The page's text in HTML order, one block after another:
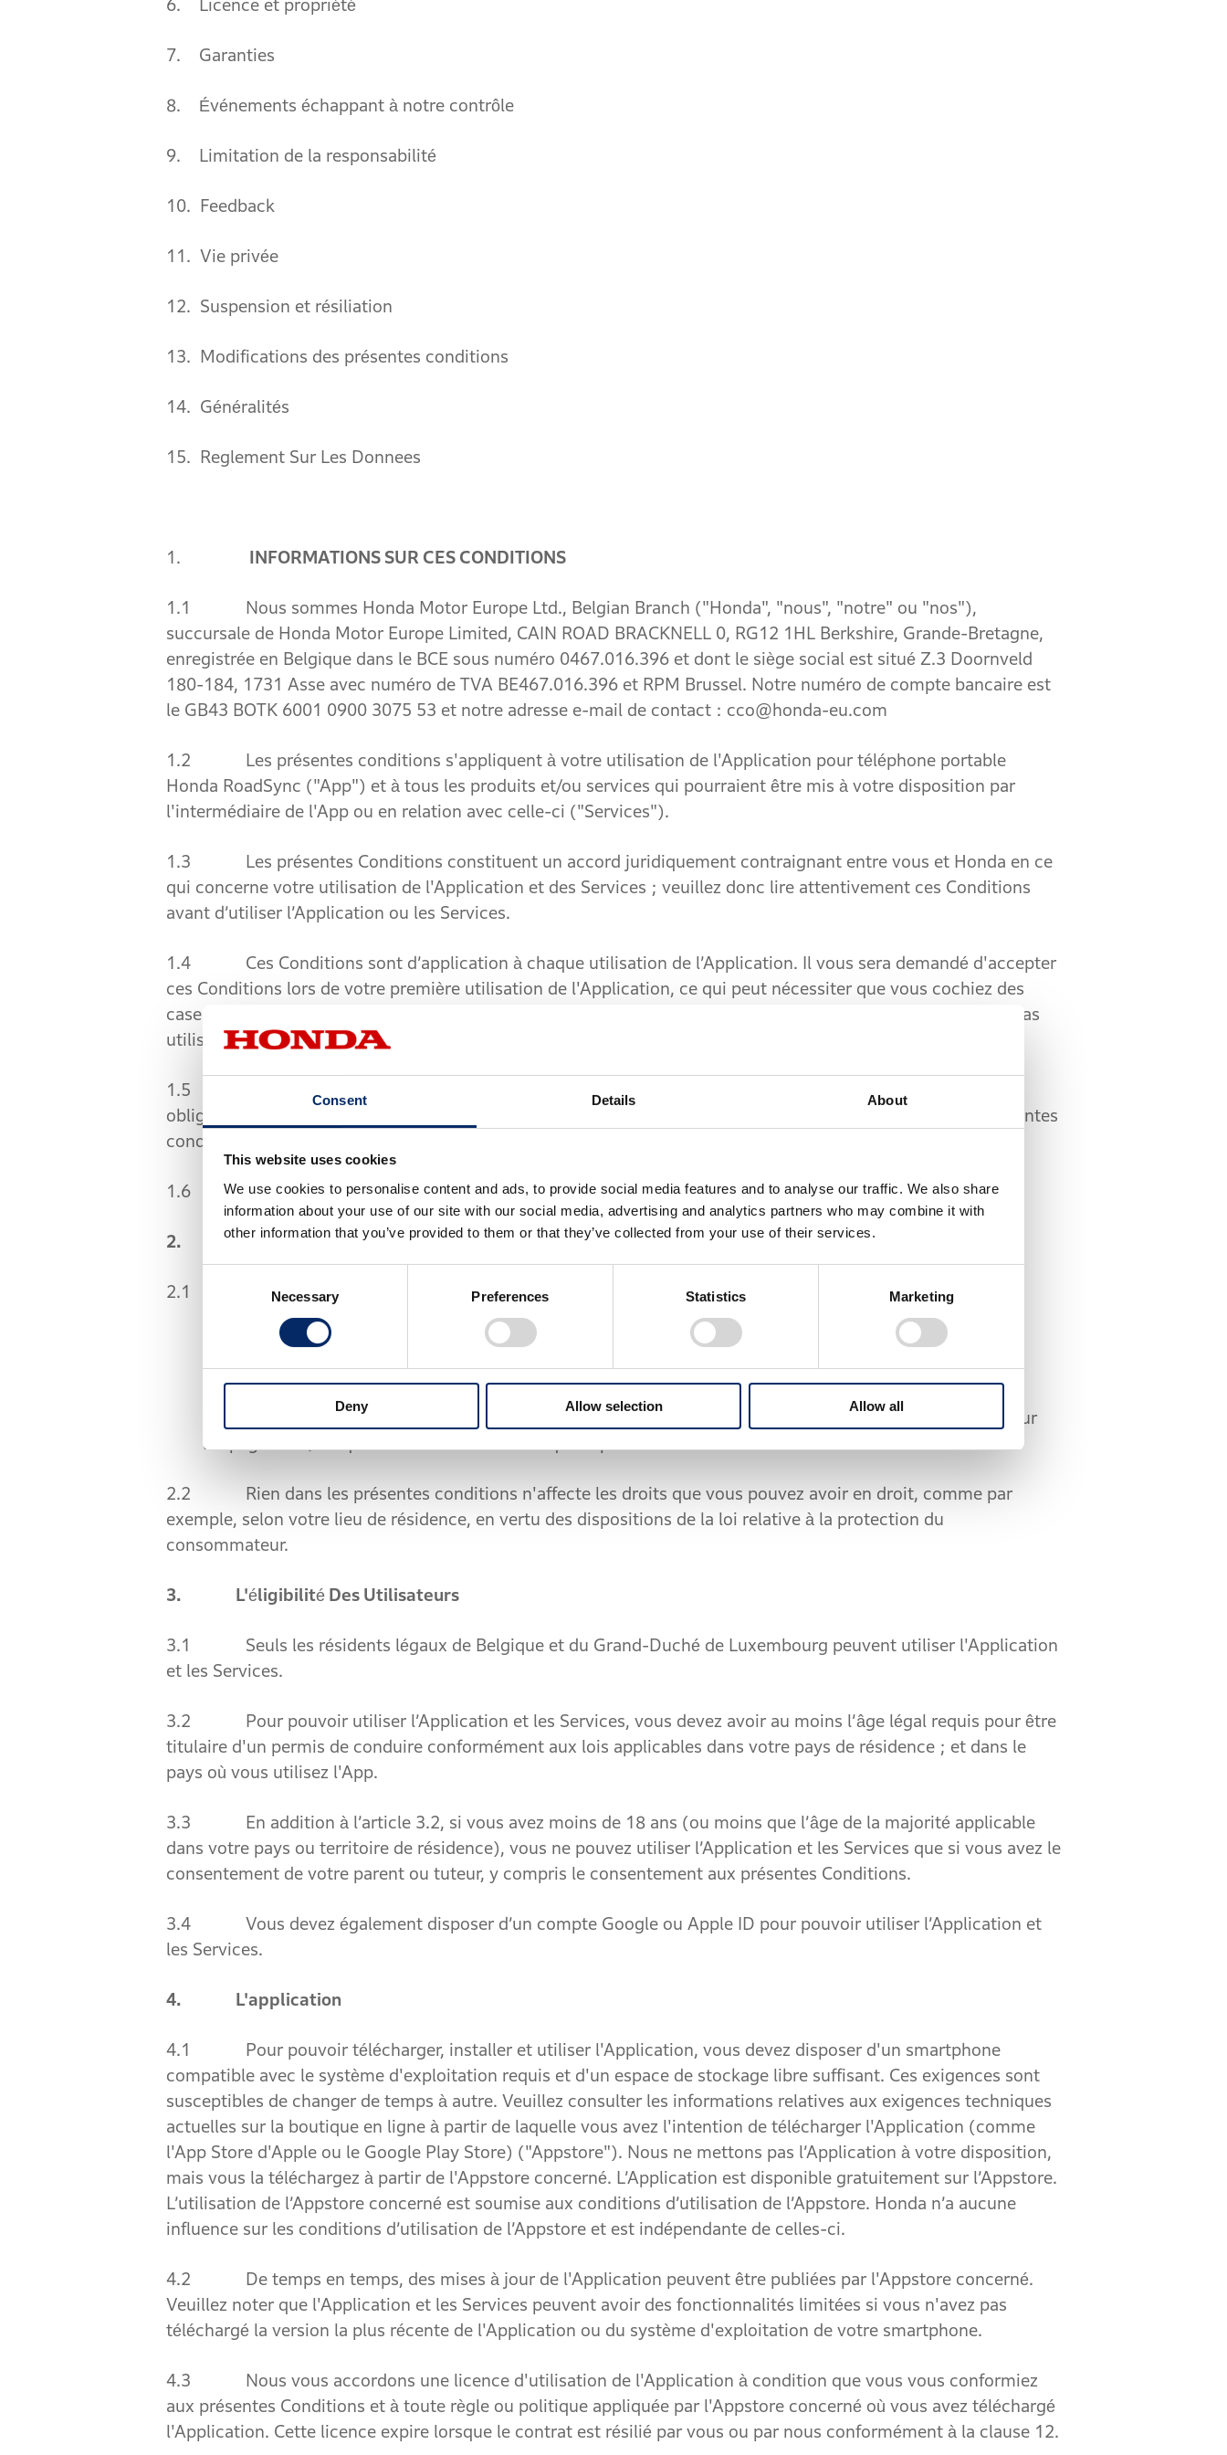
Consent Details About
This website uses cookies
We use cookies to personalise content and ads, to provide social media features and to analyse our traffic. We also share
information about your use of our site with our social media, advertising and analytics partners who may combine it with
other information that you’ve provided to them or that they’ve collected from your use of their services.
Necessary Preferences Statistics Marketing
Deny Allow selection Allow all
6. Licence et propriété
7. Garanties
8. Événements échappant à notre contrôle
9. Limitation de la responsabilité
10. Feedback
11. Vie privée
12. Suspension et résiliation
13. Modifications des présentes conditions
14. Généralités
15. Reglement Sur Les Donnees
1. INFORMATIONS SUR CES CONDITIONS
1.1 Nous sommes Honda Motor Europe Ltd., Belgian Branch ("Honda", "nous", "notre" ou "nos"),
succursale de Honda Motor Europe Limited, CAIN ROAD BRACKNELL 0, RG12 1HL Berkshire, Grande-Bretagne,
enregistrée en Belgique dans le BCE sous numéro 0467.016.396 et dont le siège social est situé Z.3 Doornveld
180-184, 1731 Asse avec numéro de TVA BE467.016.396 et RPM Brussel. Notre numéro de compte bancaire est
le GB43 BOTK 6001 0900 3075 53 et notre adresse e-mail de contact : cco@honda-eu.com
1.2 Les présentes conditions s'appliquent à votre utilisation de l'Application pour téléphone portable
Honda RoadSync ("App") et à tous les produits et/ou services qui pourraient être mis à votre disposition par
l'intermédiaire de l'App ou en relation avec celle-ci ("Services").
1.3 Les présentes Conditions constituent un accord juridiquement contraignant entre vous et Honda en ce
qui concerne votre utilisation de l'Application et des Services ; veuillez donc lire attentivement ces Conditions
avant d’utiliser l’Application ou les Services.
1.4 Ces Conditions sont d’application à chaque utilisation de l’Application. Il vous sera demandé d'accepter
ces Conditions lors de votre première utilisation de l'Application, ce qui peut nécessiter que vous cochiez des
cases d'acceptation numériques dans l'Application. Si vous n'acceptez pas ces Conditions, vous ne pourrez pas
utiliser l'Application.
1.5 Les présentes Conditions comprennent des informations importantes concernant vos droits,
obligations et recours légaux. Votre attention est particulièrement attirée sur les clauses suivantes des présentes
conditions : clause 7 (Garanties) et clause 9 (Limitation de Responsabilité).
1.6 Les présentes Conditions ont été mises à jour pour la dernière fois le : 30 août 2025.
2. Nous Contacter
2.1 Si vous avez des questions sur les présentes Conditions ou sur l'Application, vous pouvez soit :
2.1.1 consulter la section des questions fréquemment posées et des réponses du site web de Honda
("Pages FAQ") à l'adresse [https://global.honda/en/voice-control-system/EN/faq.html] ; ou
2.1.2 nous contacter en utilisant les méthodes de contact et les coordonnées qui sont disponibles sur
les pages FAQ ou qui vous ont été communiquées par Honda.
2.2 Rien dans les présentes conditions n'affecte les droits que vous pouvez avoir en droit, comme par
exemple, selon votre lieu de résidence, en vertu des dispositions de la loi relative à la protection du
consommateur.
3. L'éligibilité Des Utilisateurs
3.1 Seuls les résidents légaux de Belgique et du Grand-Duché de Luxembourg peuvent utiliser l'Application
et les Services.
3.2 Pour pouvoir utiliser l’Application et les Services, vous devez avoir au moins l’âge légal requis pour être
titulaire d'un permis de conduire conformément aux lois applicables dans votre pays de résidence ; et dans le
pays où vous utilisez l'App.
3.3 En addition à l’article 3.2, si vous avez moins de 18 ans (ou moins que l’âge de la majorité applicable
dans votre pays ou territoire de résidence), vous ne pouvez utiliser l’Application et les Services que si vous avez le
consentement de votre parent ou tuteur, y compris le consentement aux présentes Conditions.
3.4 Vous devez également disposer d’un compte Google ou Apple ID pour pouvoir utiliser l’Application et
les Services.
4. L'application
4.1 Pour pouvoir télécharger, installer et utiliser l'Application, vous devez disposer d'un smartphone
compatible avec le système d'exploitation requis et d'un espace de stockage libre suffisant. Ces exigences sont
susceptibles de changer de temps à autre. Veuillez consulter les informations relatives aux exigences techniques
actuelles sur la boutique en ligne à partir de laquelle vous avez l'intention de télécharger l'Application (comme
l'App Store d'Apple ou le Google Play Store) ("Appstore"). Nous ne mettons pas l’Application à votre disposition,
mais vous la téléchargez à partir de l'Appstore concerné. L’Application est disponible gratuitement sur l’Appstore.
L’utilisation de l’Appstore concerné est soumise aux conditions d’utilisation de l’Appstore. Honda n’a aucune
influence sur les conditions d’utilisation de l’Appstore et est indépendante de celles-ci.
4.2 De temps en temps, des mises à jour de l'Application peuvent être publiées par l'Appstore concerné.
Veuillez noter que l'Application et les Services peuvent avoir des fonctionnalités limitées si vous n'avez pas
téléchargé la version la plus récente de l'Application ou du système d'exploitation de votre smartphone.
4.3 Nous vous accordons une licence d'utilisation de l'Application à condition que vous vous conformiez
aux présentes Conditions et à toute règle ou politique appliquée par l'Appstore concerné où vous avez téléchargé
l'Application. Cette licence expire lorsque le contrat est résilié par vous ou par nous conformément à la clause 12.